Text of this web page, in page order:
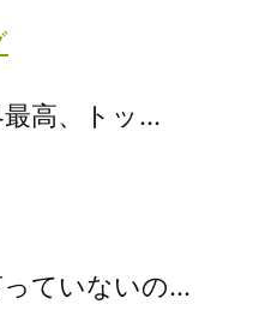
高、トッ…
ていないの…